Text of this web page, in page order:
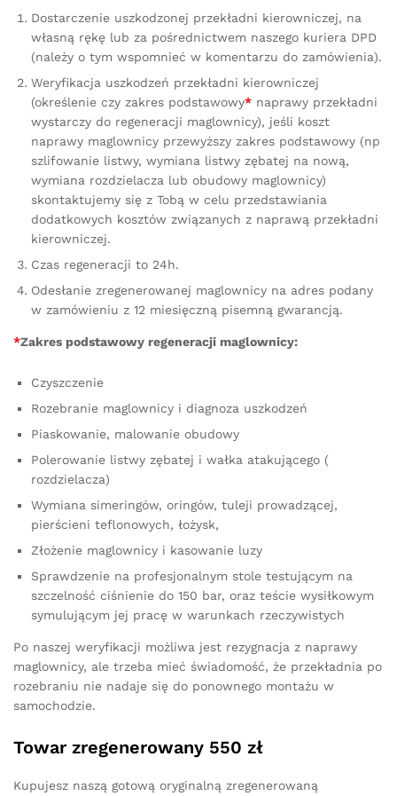
Dostarczenie uszkodzonej przekładni kierowniczej, na
własną rękę lub za pośrednictwem naszego kuriera DPD
(należy o tym wspomnieć w komentarzu do zamówienia).
Weryfikacja uszkodzeń przekładni kierowniczej
(określenie czy zakres podstawowy* naprawy przekładni
wystarczy do regeneracji maglownicy), jeśli koszt
naprawy maglownicy przewyższy zakres podstawowy (np
szlifowanie listwy, wymiana listwy zębatej na nową,
wymiana rozdzielacza lub obudowy maglownicy)
skontaktujemy się z Tobą w celu przedstawiania
dodatkowych kosztów związanych z naprawą przekładni
kierowniczej.
Czas regeneracji to 24h.
Odesłanie zregenerowanej maglownicy na adres podany
w zamówieniu z 12 miesięczną pisemną gwarancją.
*Zakres podstawowy regeneracji maglownicy:
Czyszczenie
Rozebranie maglownicy i diagnoza uszkodzeń
Piaskowanie, malowanie obudowy
Polerowanie listwy zębatej i wałka atakującego (
rozdzielacza)
Wymiana simeringów, oringów, tuleji prowadzącej,
pierścieni teflonowych, łożysk,
Złożenie maglownicy i kasowanie luzy
Sprawdzenie na profesjonalnym stole testującym na
szczelność ciśnienie do 150 bar, oraz teście wysiłkowym
symulującym jej pracę w warunkach rzeczywistych
Po naszej weryfikacji możliwa jest rezygnacja z naprawy
maglownicy, ale trzeba mieć świadomość, że przekładnia po
rozebraniu nie nadaje się do ponownego montażu w
samochodzie.
Towar zregenerowany 550 zł
Kupujesz naszą gotową oryginalną zregenerowaną